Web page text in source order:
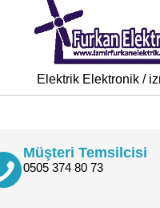
Elektrik Elektronik /
Müşteri Temsilcisi
0505 374 80 73